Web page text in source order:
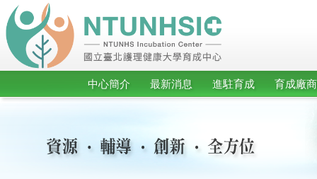
中心簡介 最新消息 進駐育成 育成廠商